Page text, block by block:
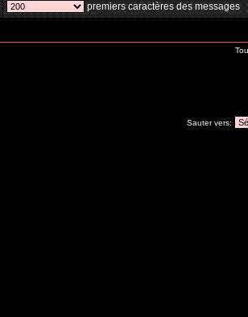
premiers caractères des messages
Sauter vers: